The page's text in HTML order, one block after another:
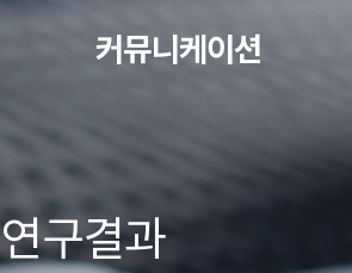
커뮤니케이션
연구결과